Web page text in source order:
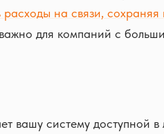
расходы на связи,
для компаний с
вашу систему доступной